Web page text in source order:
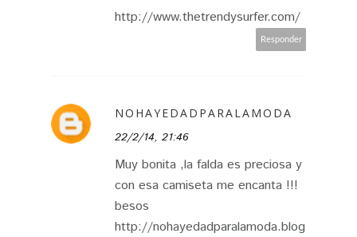
http://www.thetrendysurfer.com/
Responder
NOHAYEDADPARALAMODA
22/2/14, 21:46
Muy bonita ,la falda es preciosa y
con esa camiseta me encanta !!!
besos
http://nohayedadparalamoda.blog